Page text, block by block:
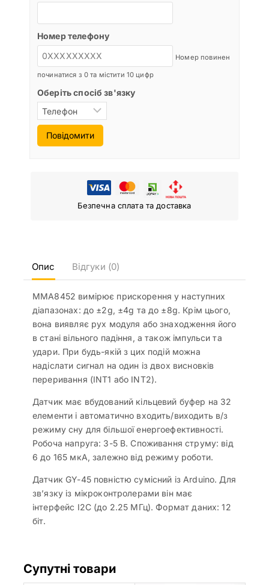
Номер телефону
Номер повинен
починатися з 0 та містити 10 цифр
Оберіть спосіб зв'язку
Повідомити
Безпечна сплата та доставка
Опис Відгуки (0)
MMA8452 вимірює прискорення у наступних
діапазонах: до ±2g, ±4g та до ±8g. Крім цього,
вона виявляє рух модуля або знаходження його
в стані вільного падіння, а також імпульси та
удари. При будь-якій з цих подій можна
надіслати сигнал на один із двох висновків
переривання (INT1 або INT2).
Датчик має вбудований кільцевий буфер на 32
елементи і автоматично входить/виходить в/з
режиму сну для більшої енергоефективності.
Робоча напруга: 3-5 В. Споживання струму: від
6 до 165 мкА, залежно від режиму роботи.
Датчик GY-45 повністю сумісний із Arduino. Для
зв’язку із мікроконтролерами він має
інтерфейс I2C (до 2.25 МГц). Формат даних: 12
біт.
Супутні товари